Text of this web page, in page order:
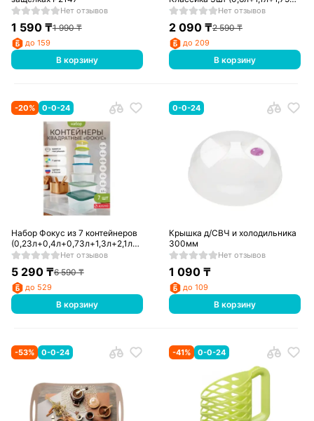
Нет отзывов
1 590₸1 990₸
до 159
В корзину
Р2004
Нет отзывов
2 090 ₸2 590₸
до 209
В корзину
-20% 0-0-24
Набор Фокус из 7 контейнеров
(0,23л+0,4л+0,73л+1,3л+2,1л+3,5л+5,3л)
Р2060
Нет отзывов
5 290₸6 590₸
до 529
В корзину
0-0-24
Крышка д/СВЧ и холодильника
300мм
Нет отзывов
1 090 ₸
до 109
В корзину
-53% 0-0-24 -41% 0-0-24